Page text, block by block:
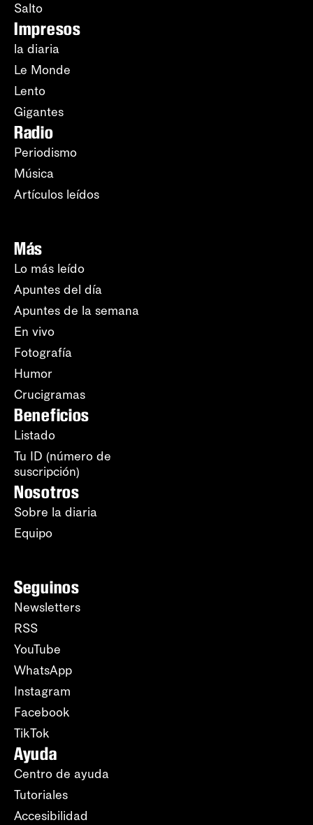
Salto
Impresos
la diaria
Le Monde
Lento
Gigantes
Radio
Periodismo
Música
Artículos leídos
Más
Lo más leído
Apuntes del día
Apuntes de la semana
En vivo
Fotografía
Humor
Crucigramas
Beneficios
Listado
Tu ID (número de
suscripción)
Nosotros
Sobre la diaria
Equipo
Seguinos
Newsletters
RSS
YouTube
WhatsApp
Instagram
Facebook
TikTok
Ayuda
Centro de ayuda
Tutoriales
Accesibilidad